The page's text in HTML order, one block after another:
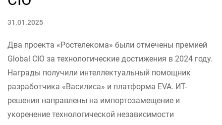
31.01.2025
Два проекта «Ростелекома» были отмечены премией
Global CIO за технологические достижения в 2024 году.
Награды получили интеллектуальный помощник
разработчика «Василиса» и платформа EVA. ИТ-
решения направлены на импортозамещение и
укоренение технологической независимости